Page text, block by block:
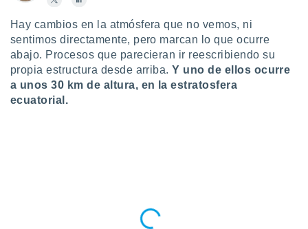
nos
y análisis
en
así como
perfil
Hay cambios en la atmósfera que no vemos, ni
sentimos directamente, pero marcan lo que ocurre
abajo. Procesos que parecieran ir reescribiendo su
propia estructura desde arriba.Y uno de ellos ocurre
a unos 30 km de altura, en la estratosfera
ecuatorial.